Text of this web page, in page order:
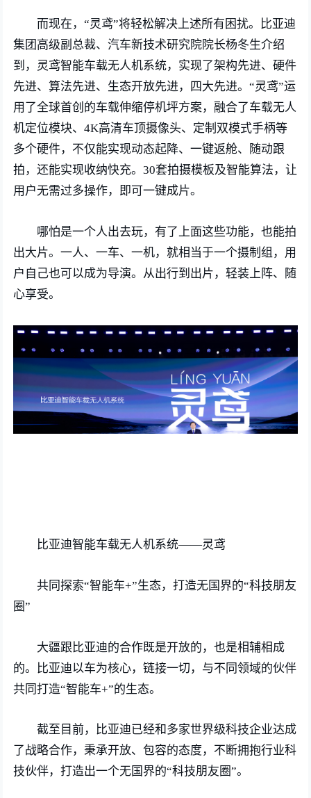
而现在，“灵鸢”将轻松解决上述所有困扰。比亚迪
集团高级副总裁、汽车新技术研究院院长杨冬生介绍
到，灵鸢智能车载无人机系统，实现了架构先进、硬件
先进、算法先进、生态开放先进，四大先进。“灵鸢”运
用了全球首创的车载伸缩停机坪方案，融合了车载无人
机定位模块、4K高清车顶摄像头、定制双模式手柄等
多个硬件，不仅能实现动态起降、一键返舱、随动跟
拍，还能实现收纳快充。30套拍摄模板及智能算法，让
用户无需过多操作，即可一键成片。
哪怕是一个人出去玩，有了上面这些功能，也能拍
出大片。一人、一车、一机，就相当于一个摄制组，用
户自己也可以成为导演。从出行到出片，轻装上阵、随
心享受。
比亚迪智能车载无人机系统——灵鸢
共同探索“智能车+”生态，打造无国界的“科技朋友
圈”
大疆跟比亚迪的合作既是开放的，也是相辅相成
的。比亚迪以车为核心，链接一切，与不同领域的伙伴
共同打造“智能车+”的生态。
截至目前，比亚迪已经和多家世界级科技企业达成
了战略合作，秉承开放、包容的态度，不断拥抱行业科
技伙伴，打造出一个无国界的“科技朋友圈”。